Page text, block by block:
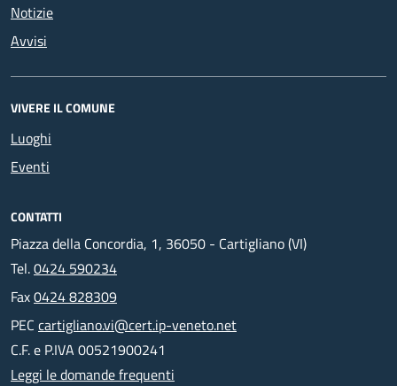
Notizie
Avvisi
VIVERE IL COMUNE
Luoghi
Eventi
CONTATTI
Piazza della Concordia, 1, 36050 - Cartigliano (VI)
Tel.0424 590234
Fax0424 828309
PEC cartigliano.vi@cert.ip-veneto.net
C.F. e P.IVA 00521900241
Leggi le domande frequenti